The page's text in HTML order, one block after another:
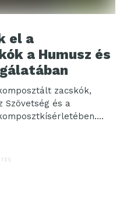
el a
a Humusz és
zacskók,
Szövetség és a
élelmiszerüzletek...